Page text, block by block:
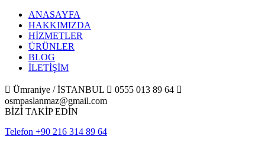
ANASAYFA
HAKKIMIZDA
HİZMETLER
ÜRÜNLER
BLOG
İLETİŞİM
 Ümraniye / İSTANBUL  0555 013 89 64 
osmpaslanmaz@gmail.com
BİZİ TAKİP EDİN
Telefon +90 216 314 89 64